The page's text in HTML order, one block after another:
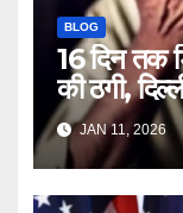
BLOG
16 दिन तक
की ठगी,
लगाया
elderly
duped
JAN 11, 2026